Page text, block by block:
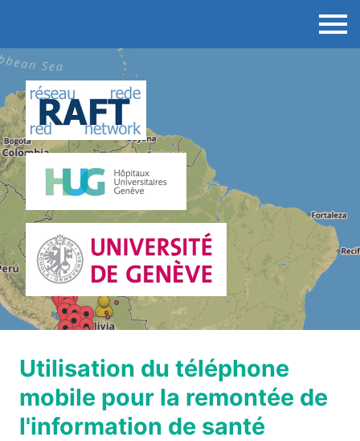
Utilisation du téléphone
mobile pour la remontée de
l'information de santé